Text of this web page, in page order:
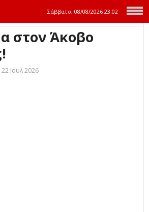
Σάββατο, 08/08/2026 23:02
στον Άκοβο
22 Ιουλ 2026